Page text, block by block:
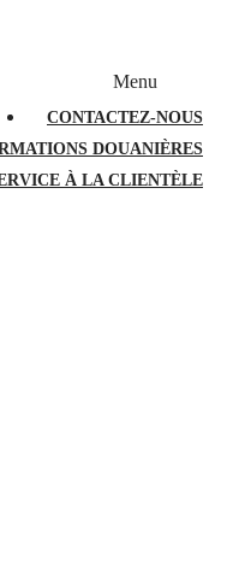
CONTACTEZ-NOUS
DOUANIÈRES
À LA CLIENTÈLE
Menu